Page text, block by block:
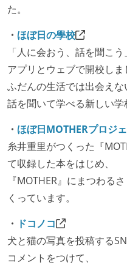
た。
・ ほぼ日の學校
「人に会おう、話を聞こ
アプリとウェブで開校しま
ふだんの生活では出会え
話を聞いて学べる新しい学
・ ほぼ日MOTHERプロジ
糸井重里がつくった『
て収録した本をはじめ、
『MOTHER』にまつわる
くっています。
・ ドコノコ
犬と猫の写真を投稿する
コメントをつけて、